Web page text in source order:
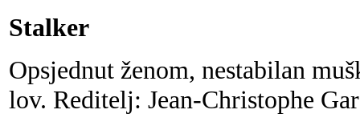
Stalker
Opsjednut ženom, nestabilan
lov. Reditelj: Jean-Christophe